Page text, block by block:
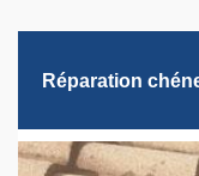
Réparation